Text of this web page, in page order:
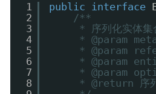
1
2
3
4
5
6
7
8
public interface
/**
* 序列化实体集
* @param
* @param
* @param
* @param
* @return 序